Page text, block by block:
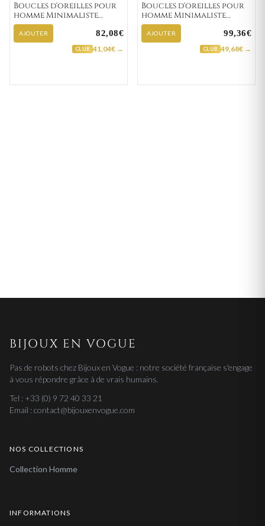
Boucles d'oreilles pour
homme Minimaliste
Arturos "135-32"
AJOUTER 82,08€
CLUB 41,04€ →
Boucles d'oreilles pour
homme Minimaliste
Xiaomo "135-62"
AJOUTER 99,36€
CLUB 49,68€ →
BIJOUX EN VOGUE
Pas de robots chez Bijoux en Vogue : notre société française s'engage
à vous répondre grâce à de vrais humains.
Tel : +33 (0) 9 72 40 33 21
Email : contact@bijouxenvogue.com
NOS COLLECTIONS
Collection Homme
INFORMATIONS